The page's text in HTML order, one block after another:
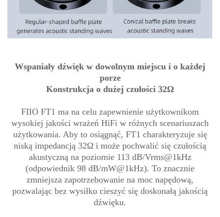
Wspaniały dźwięk w dowolnym miejscu i o każdej
porze
Konstrukcja o dużej czułości 32Ω
FIIO FT1 ma na celu zapewnienie użytkownikom
wysokiej jakości wrażeń HiFi w różnych scenariuszach
użytkowania. Aby to osiągnąć, FT1 charakteryzuje się
niską impedancją 32Ω i może pochwalić się czułością
akustyczną na poziomie 113 dB/Vrms@1kHz
(odpowiednik 98 dB/mW@1kHz). To znacznie
zmniejsza zapotrzebowanie na moc napędową,
pozwalając bez wysiłku cieszyć się doskonałą jakością
dźwięku.